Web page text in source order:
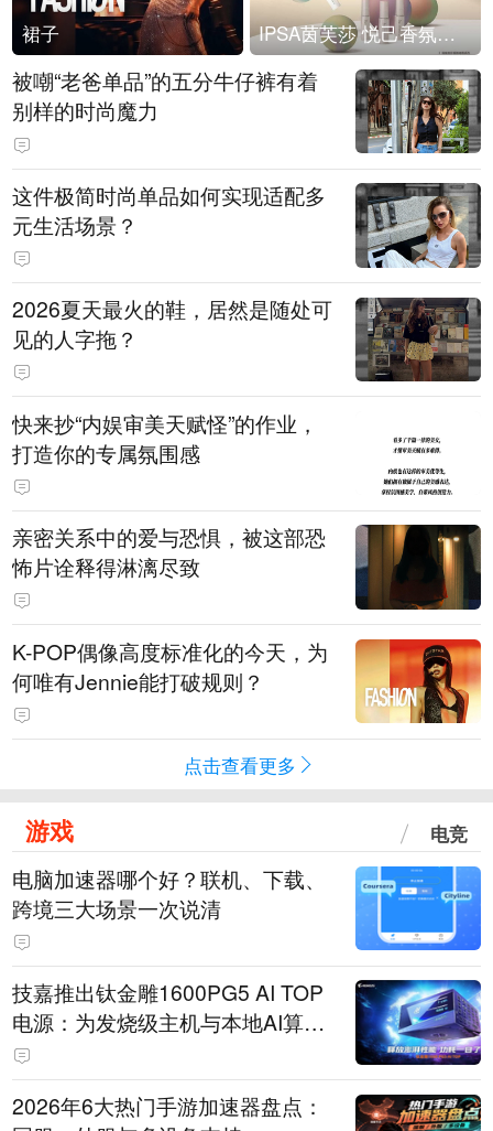
裙子 IPSA茵芙莎 悦己香氛凝露上市
被嘲“老爸单品”的五分牛仔裤有着
别样的时尚魔力
这件极简时尚单品如何实现适配多
元生活场景？
2026夏天最火的鞋，居然是随处可
见的人字拖？
快来抄“内娱审美天赋怪”的作业，
打造你的专属氛围感
亲密关系中的爱与恐惧，被这部恐
怖片诠释得淋漓尽致
K-POP偶像高度标准化的今天，为
何唯有Jennie能打破规则？
点击查看更多
游戏 电竞
电脑加速器哪个好？联机、下载、
跨境三大场景一次说清
技嘉推出钛金雕1600PG5 AI TOP
电源：为发烧级主机与本地AI算力
打造旗舰供电方案
2026年6大热门手游加速器盘点：